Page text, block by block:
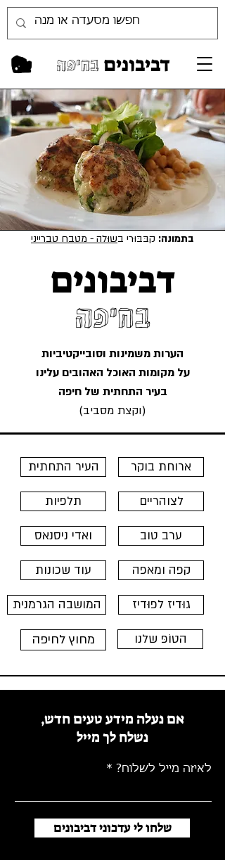
דביבוניםבחיפה
בתמונה: קבּבּוּרי בשוּלה - מטבח טברייני
דביבונים
בחיפה
הערות משמינות וסובייקטיביות
על מקומות האוכל האהובים עלינו
בעיר התחתית של חיפה
(וקצת מסביב)
העיר התחתית ארוחת בוקר
תלפיות לצוהריים
ואדי ניסנאס ערב טוב
עוד שכונות קפה ומאפה
המושבה הגרמנית גוּדיז לפוּדיז
מחוץ לחיפה הטוֹפּ שלנו
אם נעלה מידע טעים חדש,
נשלח לך מייל
לאיזה מייל לשלוח?
שלחו לי עדכוני דביבונים